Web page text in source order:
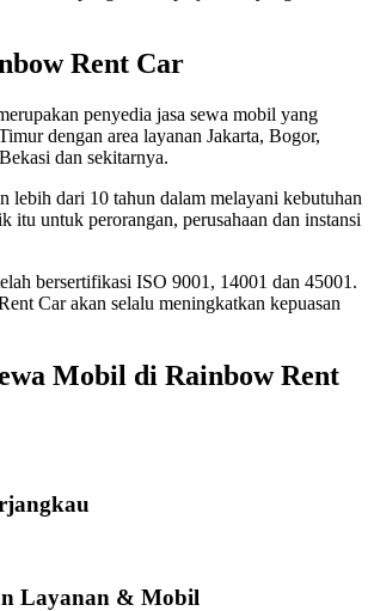
Rent Car
penyedia jasa sewa mobil yang
dengan area layanan Jakarta, Bogor,
dan sekitarnya.
lebih dari 10 tahun dalam melayani kebutuhan
itu untuk perorangan, perusahaan dan instansi
bersertifikasi ISO 9001, 14001 dan 45001.
Car akan selalu meningkatkan kepuasan
Mobil di Rainbow Rent
Layanan & Mobil